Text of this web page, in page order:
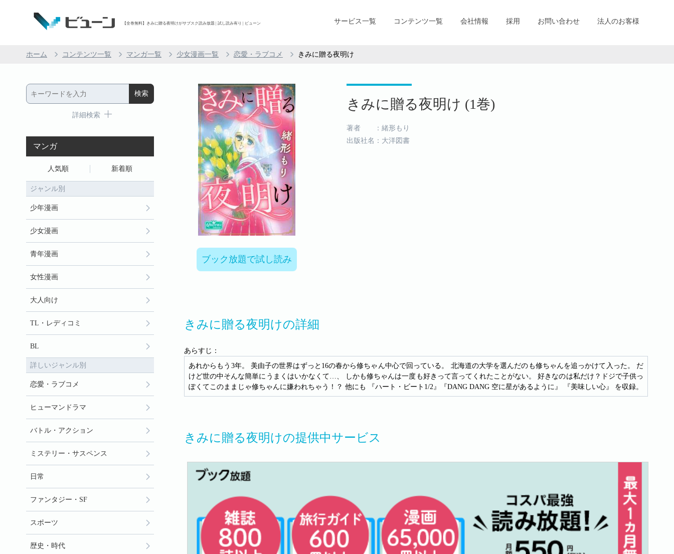
【全巻無料】きみに贈る夜明けがサブスク読み放題 | 試し読み有り | ビューン サービス一覧 コンテンツ一覧 会社情報 採用 お問い合わせ 法人のお客様
ホーム コンテンツ一覧 マンガ一覧 少女漫画一覧 恋愛・ラブコメ きみに贈る夜明け
ブック放題で試し読み
きみに贈る夜明け (1巻)
著者 ：緒形もり
出版社名：大洋図書
きみに贈る夜明けの詳細
あらすじ：
あれからもう3年。 美由子の世界はずっと16の春から修ちゃん中心で回っている。 北海道の大学を選んだのも修ちゃんを追っかけて入った。 だ
けど世の中そんな簡単にうまくはいかなくて…、 しかも修ちゃんは一度も好きって言ってくれたことがない。 好きなのは私だけ？ドジで子供っ
ぽくてこのままじゃ修ちゃんに嫌われちゃう！？ 他にも 『ハート・ビート1/2』『DANG DANG 空に星があるように』 『美味しい心』 を収録。
きみに贈る夜明けの提供中サービス
詳細検索
マンガ
人気順 新着順
ジャンル別
少年漫画
少女漫画
青年漫画
女性漫画
大人向け
TL・レディコミ
BL
詳しいジャンル別
恋愛・ラブコメ
ヒューマンドラマ
バトル・アクション
ミステリー・サスペンス
日常
ファンタジー・SF
スポーツ
歴史・時代